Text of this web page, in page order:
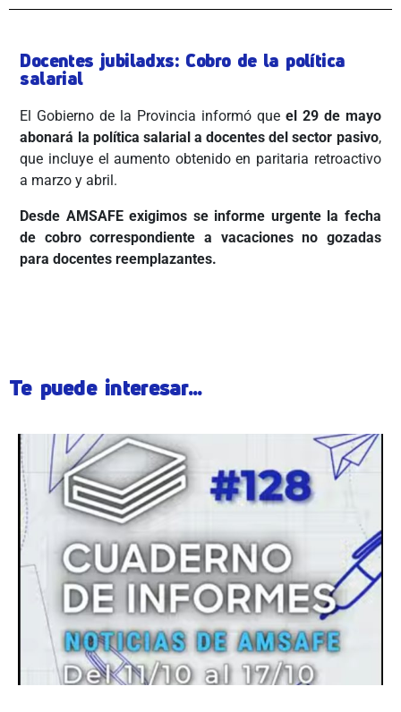
Docentes jubiladxs: Cobro de la política
salarial
El Gobierno de la Provincia informó que el 29 de mayo
abonará la política salarial a docentes del sector pasivo,
que incluye el aumento obtenido en paritaria retroactivo
a marzo y abril.
Desde AMSAFE exigimos se informe urgente la fecha
de cobro correspondiente a vacaciones no gozadas
para docentes reemplazantes.
Te puede interesar...